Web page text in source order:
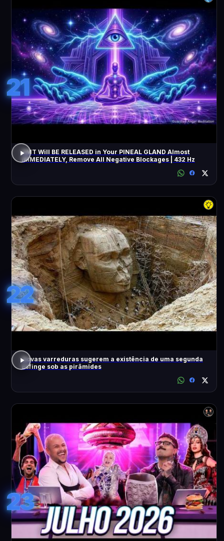
21
DMT Will BE RELEASED in Your PINEAL GLAND Almost
IMMEDIATELY, Remove All Negative Blockages | 432 Hz
22
Novas varreduras sugerem a existência de uma segunda
Esfinge sob as pirâmides
23